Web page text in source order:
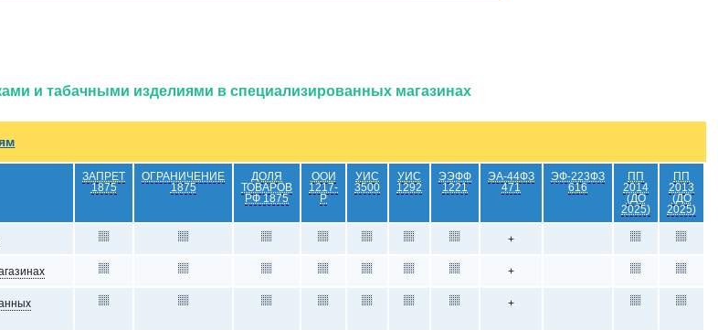
и табачными изделиями в специализированных магазинах
ЗАПРЕТ
1875
ОГРАНИЧЕНИЕ
1875
ДОЛЯ
ТОВАРОВ
РФ 1875
ООИ
1217-
Р
УИС
3500
УИС
1292
ЭЭФФ
1221
ЭА-44ФЗ
471
ЭФ-223ФЗ
616
ПП
2014
(ДО
2025)
ПП
2013
(ДО
2025)
+
+
+